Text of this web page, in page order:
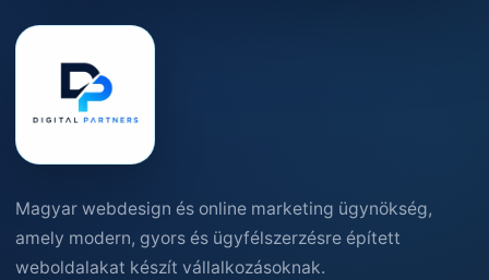
Magyar webdesign és online marketing ügynökség,
amely modern, gyors és ügyfélszerzésre épített
weboldalakat készít vállalkozásoknak.